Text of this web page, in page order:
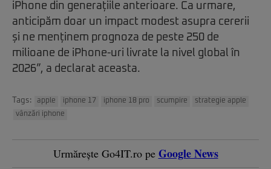
iPhone din generațiile anterioare. Ca urmare,
anticipăm doar un impact modest asupra cererii
și ne menținem prognoza de peste 250 de
milioane de iPhone-uri livrate la nivel global în
2026”, a declarat aceasta.
Tags: apple iphone 17 iphone 18 pro scumpire
strategie apple
vânzări iphone
Urmărește Go4IT.ro pe Google News